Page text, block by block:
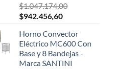
$1.047.174,00
El
original
era:
$1.047.174,00.
$942.456,60El
actual
es:
$942.456,60.
Horno Convector
Eléctrico MC600 Con
Base y 8 Bandejas -
Marca SANTINI